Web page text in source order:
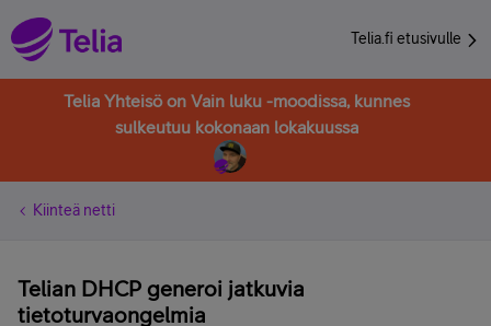
Telia.fi etusivulle
Telia Yhteisö on Vain luku -moodissa, kunnes
sulkeutuu kokonaan lokakuussa
Kiinteä netti
Telian DHCP generoi jatkuvia
tietoturvaongelmia